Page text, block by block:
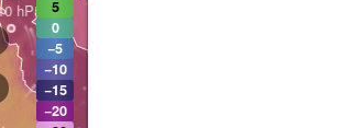
5
0
−5
−10
−15
−20